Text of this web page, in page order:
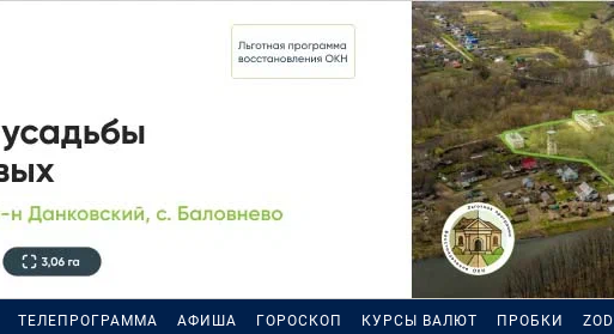
ТЕЛЕПРОГРАММА АФИША ГОРОСКОП КУРСЫ ВАЛЮТ ПРОБКИ